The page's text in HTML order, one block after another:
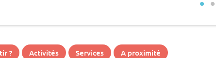
? Activités Services A proximité